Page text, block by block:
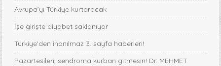
Avrupa’yı Türkiye kurtaracak
İşe girişte diyabet saklanıyor
Türkiye'den inanılmaz 3. sayfa haberleri!
Pazartesileri, sendroma kurban gitmesin! Dr. MEHMET